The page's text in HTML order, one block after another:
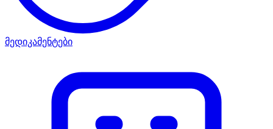
მედიკამენტები